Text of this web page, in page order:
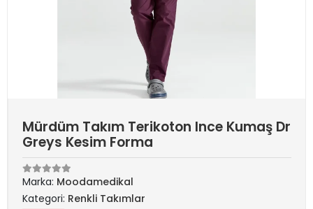
Mürdüm Takım Terikoton Ince Kumaş Dr
Greys Kesim Forma
Marka: Moodamedikal
Kategori: Renkli Takımlar